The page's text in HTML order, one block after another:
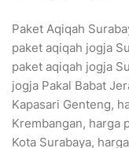
Paket Aqiqah
paket aqiqah jogja
paket aqiqah jogja
jogja Pakal Babat
Kapasari Genteng,
Krembangan, harga
Kota Surabaya,